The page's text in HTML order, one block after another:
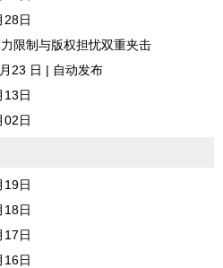
28日
限制与版权担忧双重夹击
23 日 | 自动发布
13日
02日
19日
18日
17日
16日